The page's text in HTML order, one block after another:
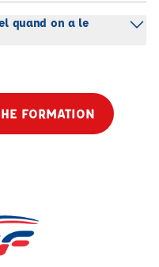
quand on a le
FORMATION